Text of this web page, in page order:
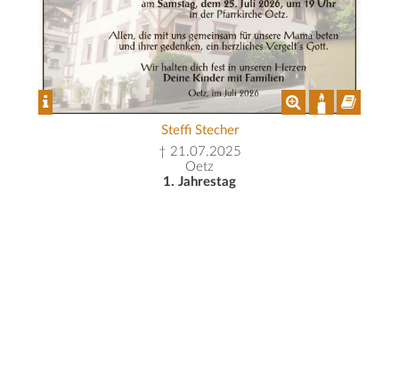
Steffi Stecher
† 21.07.2025
Oetz
1. Jahrestag